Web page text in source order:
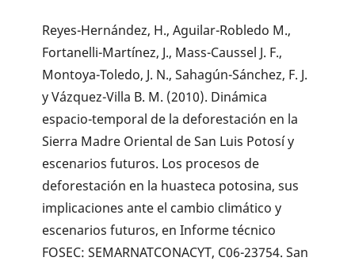
Reyes-Hernández, H., Aguilar-Robledo M.,
Fortanelli-Martínez, J., Mass-Caussel J. F.,
Montoya-Toledo, J. N., Sahagún-Sánchez, F. J.
y Vázquez-Villa B. M. (2010). Dinámica
espacio-temporal de la deforestación en la
Sierra Madre Oriental de San Luis Potosí y
escenarios futuros. Los procesos de
deforestación en la huasteca potosina, sus
implicaciones ante el cambio climático y
escenarios futuros, en Informe técnico
FOSEC: SEMARNATCONACYT, C06-23754. San